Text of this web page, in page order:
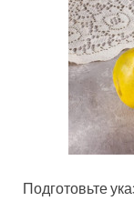
Подготовьте